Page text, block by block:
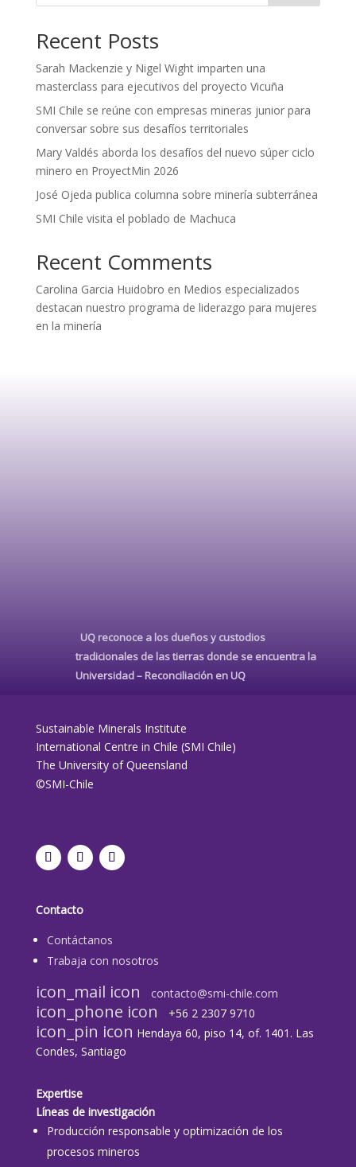
Recent Posts
Sarah Mackenzie y Nigel Wight imparten una
masterclass para ejecutivos del proyecto Vicuña
SMI Chile se reúne con empresas mineras junior para
conversar sobre sus desafíos territoriales
Mary Valdés aborda los desafíos del nuevo súper ciclo
minero en ProyectMin 2026
José Ojeda publica columna sobre minería subterránea
SMI Chile visita el poblado de Machuca
Recent Comments
Carolina Garcia Huidobro en Medios especializados
destacan nuestro programa de liderazgo para mujeres
en la minería
UQ reconoce a los dueños y custodios
tradicionales de las tierras donde se encuentra la
Universidad – Reconciliación en UQ
Sustainable Minerals Institute
International Centre in Chile (SMI Chile)
The University of Queensland
©SMI-Chile
Contacto
Contáctanos
Trabaja con nosotros
icon_mail icon contacto@smi-chile.com
icon_phone icon +56 2 2307 9710​
icon_pin icon Hendaya 60, piso 14, of. 1401. Las
Condes, Santiago
Expertise
Líneas de investigación
Producción responsable y optimización de los
procesos mineros